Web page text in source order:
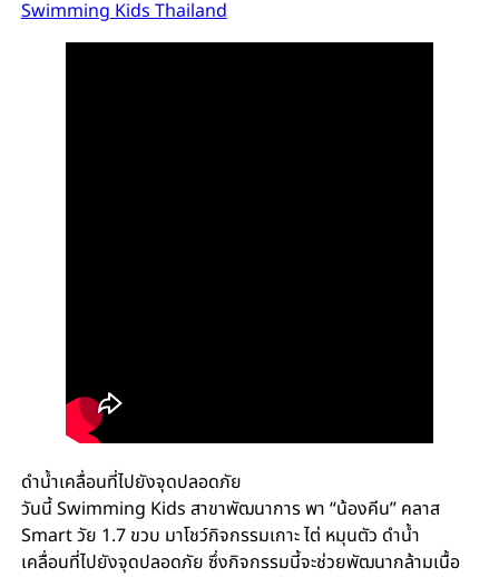
Swimming Kids Thailand
ดำน้ำเคลื่อนที่ไปยังจุดปลอดภัย
วันนี้ Swimming Kids สาขาพัฒนาการ พา “น้องคีน” คลาส
Smart วัย 1.7 ขวบ มาโชว์กิจกรรมเกาะ ไต่ หมุนตัว ดำน้ำ
เคลื่อนที่ไปยังจุดปลอดภัย ซึ่งกิจกรรมนี้จะช่วยพัฒนากล้ามเนื้อ